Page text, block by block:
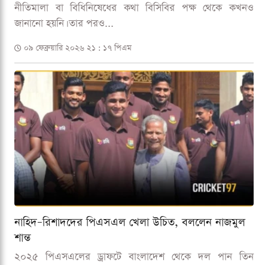
নীতিমালা বা বিধিনিষেধের কথা বিসিবির পক্ষ থেকে কখনও
জানানো হয়নি। তার পরও...
০৯ ফেব্রুয়ারি ২০২৬ ২১ : ১৭ পিএম
নাহিদ–রিশাদদের পিএসএল খেলা উচিত, বললেন নাজমুল
শান্ত
২০২৫ পিএসএলের ড্রাফটে বাংলাদেশ থেকে দল পান তিন